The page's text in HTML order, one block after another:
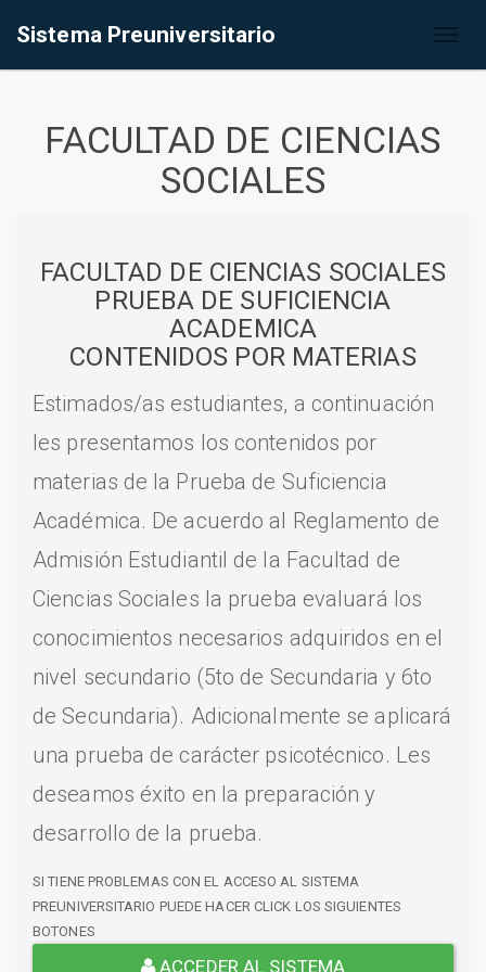
Sistema Preuniversitario
FACULTAD DE CIENCIAS
SOCIALES
FACULTAD DE CIENCIAS SOCIALES
PRUEBA DE SUFICIENCIA
ACADEMICA
CONTENIDOS POR MATERIAS
Estimados/as estudiantes, a continuación
les presentamos los contenidos por
materias de la Prueba de Suficiencia
Académica. De acuerdo al Reglamento de
Admisión Estudiantil de la Facultad de
Ciencias Sociales la prueba evaluará los
conocimientos necesarios adquiridos en el
nivel secundario (5to de Secundaria y 6to
de Secundaria). Adicionalmente se aplicará
una prueba de carácter psicotécnico. Les
deseamos éxito en la preparación y
desarrollo de la prueba.
SI TIENE PROBLEMAS CON EL ACCESO AL SISTEMA
PREUNIVERSITARIO PUEDE HACER CLICK LOS SIGUIENTES
BOTONES
ACCEDER AL SISTEMA